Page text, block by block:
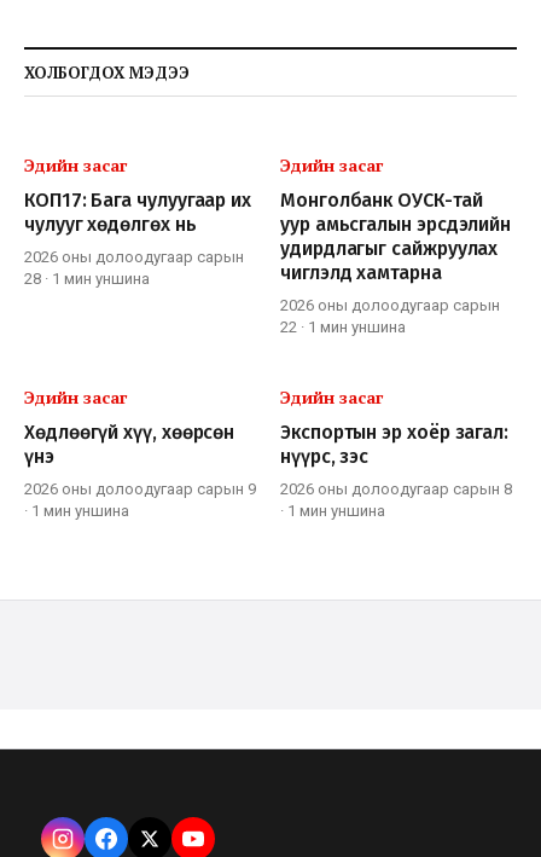
ХОЛБОГДОХ МЭДЭЭ
Эдийн засаг
КОП17: Бага чулуугаар их
чулууг хөдөлгөх нь
2026 оны долоодугаар сарын
28 · 1 мин уншина
Эдийн засаг
Монголбанк ОУСК-тай
уур амьсгалын эрсдэлийн
удирдлагыг сайжруулах
чиглэлд хамтарна
2026 оны долоодугаар сарын
22 · 1 мин уншина
Эдийн засаг
Хөдлөөгүй хүү, хөөрсөн
үнэ
2026 оны долоодугаар сарын 9
· 1 мин уншина
Эдийн засаг
Экспортын эр хоёр загал:
нүүрс, зэс
2026 оны долоодугаар сарын 8
· 1 мин уншина